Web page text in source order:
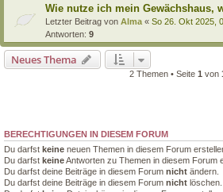
Wie nutze ich mein Gewächshaus,
Letzter Beitrag von Alma « So 26. Okt 2025,
Antworten: 9
Neues Thema
2 Themen • Seite 1 von
BERECHTIGUNGEN IN DIESEM FORUM
Du darfst keine neuen Themen in diesem Forum
Du darfst keineAntworten zu Themen in diesem Forum
Du darfst deine Beiträge in diesem Forum nicht ändern.
Du darfst deine Beiträge in diesem Forum nicht löschen.